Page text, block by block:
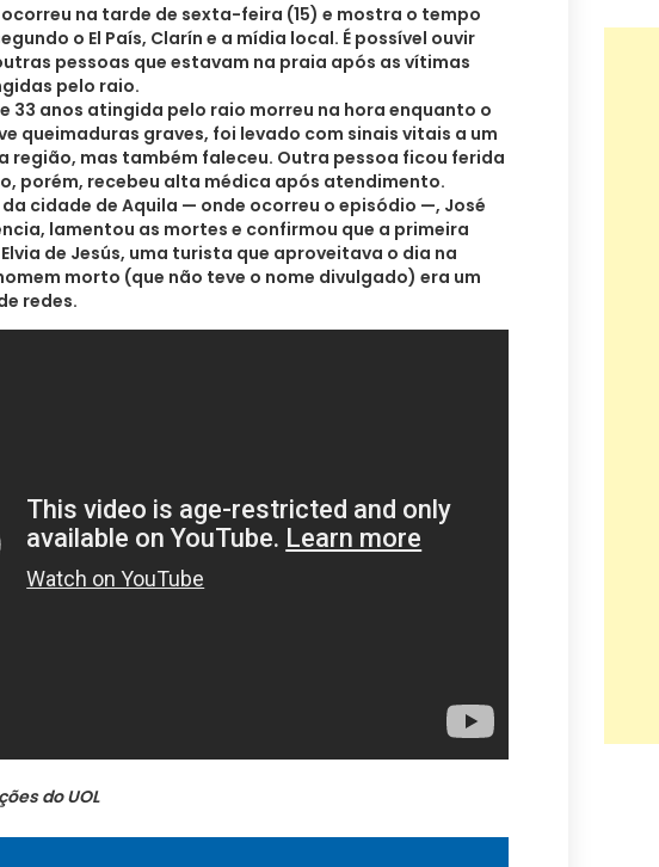
na tarde de sexta-feira (15) e mostra o tempo
o El País, Clarín e a mídia local. É possível ouvir
pessoas que estavam na praia após as vítimas
pelo raio.
33 anos atingida pelo raio morreu na hora enquanto o
queimaduras graves, foi levado com sinais vitais a um
região, mas também faleceu. Outra pessoa ficou ferida
porém, recebeu alta médica após atendimento.
cidade de Aquila — onde ocorreu o episódio —, José
lamentou as mortes e confirmou que a primeira
de Jesús, uma turista que aproveitava o dia na
morto (que não teve o nome divulgado) era um
redes.
do UOL